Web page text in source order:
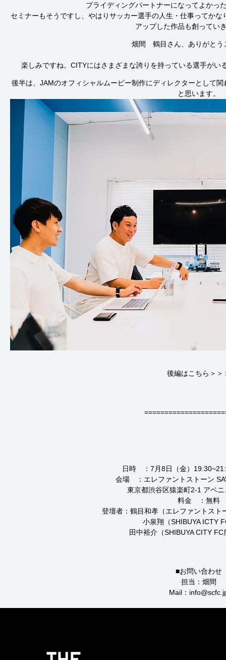
プライディングパートナーになってよかっ
セミナーもそうですし、やはりサッカー選手の人生・仕事ってか
アップした作品も創ってい
楽しみですね。CITYにはさまざまな誇りを持っている選手がい
後半は、JAMのオフィシャルムービー制作にディレクターとして
と思います。
日時　：7月8日（金）
会場　：エレファントストーン
東京都渋谷区猿楽町2-1 アベニ
料金　：無料
登壇者：鶴目和孝（エレファントスト
小泉翔（SHIBUYA ICTY FC
■お問い合わせ
担当：畑間
Mail：